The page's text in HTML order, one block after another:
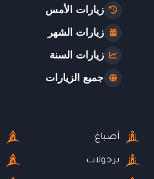
زيارات الأمس
زيارات الشهر
زيارات السنة
جميع الزيارات
أصباغ
برجولات